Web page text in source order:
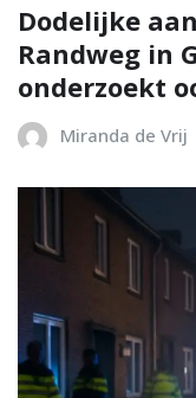
Dodelijke
Randweg in
onderzoekt
Miranda de Vrij